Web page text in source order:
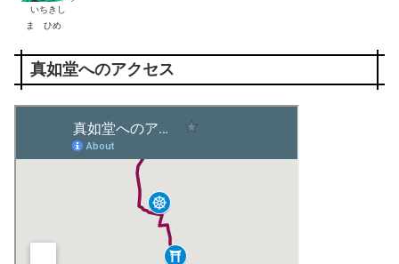
いちきし
ま ひめ
真如堂へのアクセス